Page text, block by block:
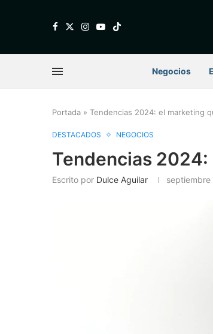
Negocios
Portada » Tendencias 2024: el marketing
DESTACADOS NEGOCIOS
Tendencias
Escrito por Dulce Aguilar septiembre